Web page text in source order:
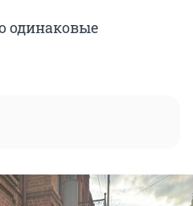
одинаковые